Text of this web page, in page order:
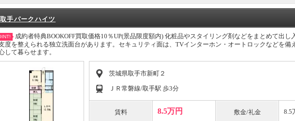
取手パークハイツ
成約者特典BOOKOFF買取価格10％UP(景品限度額内) 化粧品やスタイリング剤などをまとめて出し
度を整えられる独立洗面台があります。セキュリティ面は、TVインターホン・オートロックなどを備
して暮らせます。
茨城県取手市新町２
ＪＲ常磐線/取手駅 歩3分
賃料 8.5万円 敷金/礼金 8.5